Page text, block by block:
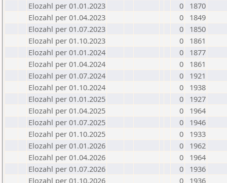
Elozahl per 01.01.2023
0
1870
Elozahl per 01.04.2023
0
1849
Elozahl per 01.07.2023
0
1850
Elozahl per 01.10.2023
0
1861
Elozahl per 01.01.2024
0
1877
Elozahl per 01.04.2024
0
1861
Elozahl per 01.07.2024
0
1921
Elozahl per 01.10.2024
0
1938
Elozahl per 01.01.2025
0
1927
Elozahl per 01.04.2025
0
1964
Elozahl per 01.07.2025
0
1946
Elozahl per 01.10.2025
0
1933
Elozahl per 01.01.2026
0
1962
Elozahl per 01.04.2026
0
1964
Elozahl per 01.07.2026
0
1936
Elozahl per 01.10.2026
0 1936